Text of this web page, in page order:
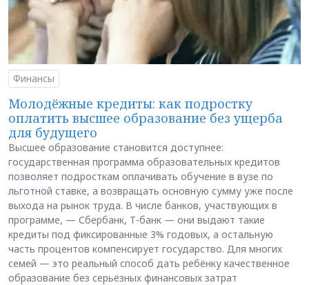
Финансы
Молодёжные кредиты: как подростку
оплатить высшее образование без ущерба
для будущего
Высшее образование становится доступнее:
государственная программа образовательных кредитов
позволяет подросткам оплачивать обучение в вузе по
льготной ставке, а возвращать основную сумму уже после
выхода на рынок труда. В числе банков, участвующих в
программе, — Сбербанк, Т-банк — они выдают такие
кредиты под фиксированные 3% годовых, а остальную
часть процентов компенсирует государство. Для многих
семей — это реальный способ дать ребёнку качественное
образование без серьёзных финансовых затрат